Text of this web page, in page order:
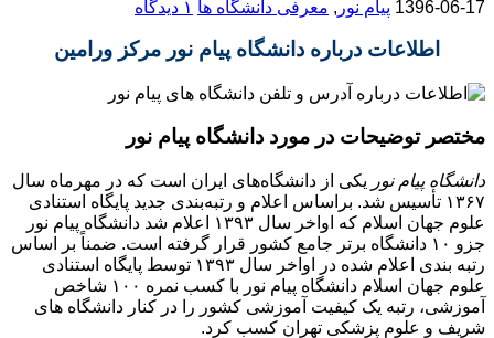
1396-06-17 پیام نور , معرفی دانشگاه ها ۱ دیدگاه
اطلاعات درباره دانشگاه پیام نور مرکز ورامین
مختصر توضیحات در مورد دانشگاه پیام نور
دانشگاه پیام نور یکی از دانشگاه‌های ایران است که در مهرماه سال
۱۳۶۷ تأسیس شد. براساس اعلام و رتبه‌بندی جدید پایگاه استنادی
علوم جهان اسلام که اواخر سال ۱۳۹۳ اعلام شد دانشگاه پیام نور
جزو ۱۰ دانشگاه برتر جامع کشور قرار گرفته است. ضمناً بر اساس
رتبه بندی اعلام شده در اواخر سال ۱۳۹۳ توسط پایگاه استنادی
علوم جهان اسلام دانشگاه پیام نور با کسب نمره ۱۰۰ شاخص
آموزشی، رتبه یک کیفیت آموزشی کشور را در کنار دانشگاه های
شریف و علوم پزشکی تهران کسب کرد.